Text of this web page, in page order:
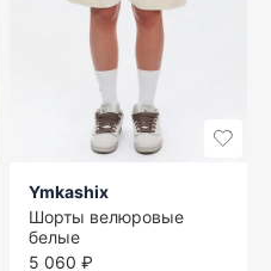
Ymkashix
Шорты велюровые
белые
5 060 ₽